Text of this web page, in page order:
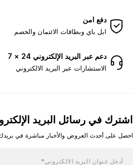
دفع امن
ابل باي وبطاقات الائتمان والخصم
دعم عبر البريد الإلكتروني 24 × 7
الاستشارات عبر البريد الالكتروني
اشترك في رسائل البريد
احصل على أحدث العروض والأخبار مباشرة في بريدك